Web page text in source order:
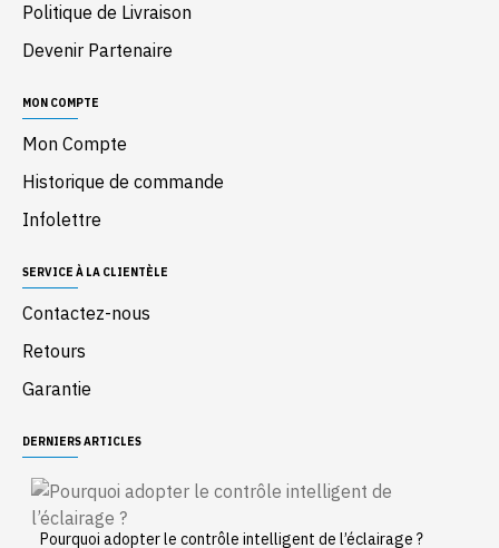
Politique de Livraison
Devenir Partenaire
MON COMPTE
Mon Compte
Historique de commande
Infolettre
SERVICE À LA CLIENTÈLE
Contactez-nous
Retours
Garantie
DERNIERS ARTICLES
Pourquoi adopter le contrôle intelligent de l’éclairage ?